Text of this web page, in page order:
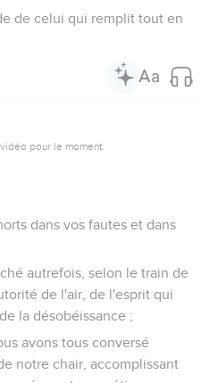
de celui qui remplit tout en
pour le moment.
dans vos fautes et dans
autrefois, selon le train de
de l'air, de l'esprit qui
la désobéissance ;
avons tous conversé
notre chair, accomplissant